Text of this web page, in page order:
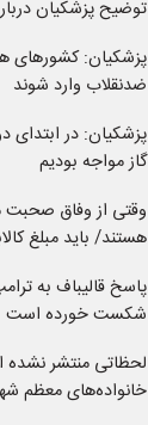
توضیح پزشکیان
پزشکیان: کشورهای
ضدنقلاب وارد شوند
پزشکیان: در
گاز مواجه بودیم
وقتی از وفاق صحبت
هستند/ باید مبلغ
پاسخ قالیباف به
شکست خورده است
لحظاتی منتشر نشده
خانواده‌های معظم